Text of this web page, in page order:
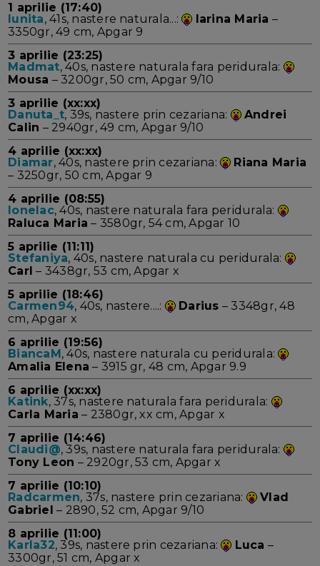
1 aprilie (17:40)
Iunita, 41s, nastere naturala...: Iarina Maria –
3350gr, 49 cm, Apgar 9
3 aprilie (23:25)
Madmat, 40s, nastere naturala fara peridurala:
Mousa – 3200gr, 50 cm, Apgar 9/10
3 aprilie (xx:xx)
Danuta_t, 39s, nastere prin cezariana:
Andrei
Calin – 2940gr, 49 cm, Apgar 9/10
4 aprilie (xx:xx)
Diamar, 40s, nastere prin cezariana:
Riana Maria
– 3250gr, 50 cm, Apgar 9
4 aprilie (08:55)
Ionelac, 40s, nastere naturala fara peridurala:
Raluca Maria – 3580gr, 54 cm, Apgar 10
5 aprilie (11:11)
Stefaniya, 40s, nastere naturala cu peridurala:
Carl – 3438gr, 53 cm, Apgar x
5 aprilie (18:46)
Carmen94, 40s, nastere....: Darius – 3348gr, 48
cm, Apgar x
6 aprilie (19:56)
BiancaM, 40s, nastere naturala cu peridurala:
Amalia Elena – 3915 gr, 48 cm, Apgar 9.9
6 aprilie (xx:xx)
Katink, 37s, nastere naturala fara peridurala:
Carla Maria – 2380gr, xx cm, Apgar x
7 aprilie (14:46)
Claudi@, 39s, nastere naturala fara peridurala:
Tony Leon – 2920gr, 53 cm, Apgar x
7 aprilie (10:10)
Radcarmen, 37s, nastere prin cezariana:
Vlad
Gabriel – 2890, 52 cm, Apgar 9/10
8 aprilie (11:00)
Karla32, 39s, nastere prin cezariana: Luca –
3300gr, 51 cm, Apgar x